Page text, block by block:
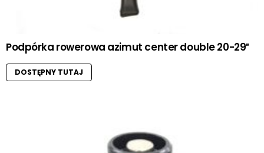
Podpórka rowerowa azimut center double 20-29″
DOSTĘPNY TUTAJ